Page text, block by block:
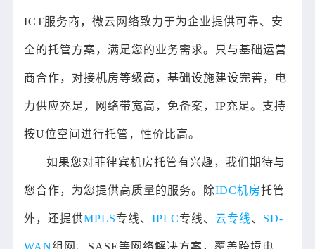
ICT服务商，微云网络致力于为企业提供可靠、安
全的托管方案，满足您的业务需求。只与基础运营
商合作，对接机房等级高，基础设施建设完善，电
力供应充足，网络带宽高，免备案，IP充足。支持
按U位空间进行托管，性价比高。
如果您对菲律宾机房托管有兴趣，我们期待与
您合作，为您提供高质量的服务。除IDC机房托管
外，还提供MPLS专线、IPLC专线、云专线、 SD-
WAN组网、SASE等网络解决方案，覆盖跨境电